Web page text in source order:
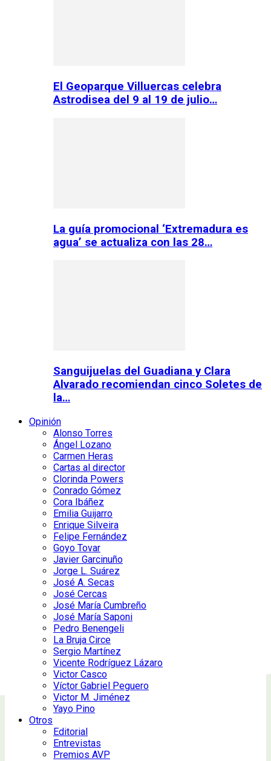
El Geoparque Villuercas celebra
Astrodisea del 9 al 19 de julio…
La guía promocional ‘Extremadura es
agua’ se actualiza con las 28…
Sanguijuelas del Guadiana y Clara
Alvarado recomiendan cinco Soletes de
la…
Opinión
Alonso Torres
Ángel Lozano
Carmen Heras
Cartas al director
Clorinda Powers
Conrado Gómez
Cora Ibáñez
Emilia Guijarro
Enrique Silveira
Felipe Fernández
Goyo Tovar
Javier Garcinuño
Jorge L. Suárez
José A. Secas
José Cercas
José María Cumbreño
José María Saponi
Pedro Benengeli
La Bruja Circe
Sergio Martínez
Vicente Rodríguez Lázaro
Victor Casco
Víctor Gabriel Peguero
Victor M. Jiménez
Yayo Pino
Otros
Editorial
Entrevistas
Premios AVP